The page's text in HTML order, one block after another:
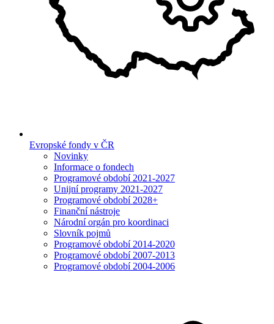
Evropské fondy v ČR
Novinky
Informace o fondech
Programové období 2021-2027
Unijní programy 2021-2027
Programové období 2028+
Finanční nástroje
Národní orgán pro koordinaci
Slovník pojmů
Programové období 2014-2020
Programové období 2007-2013
Programové období 2004-2006